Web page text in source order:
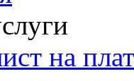
на